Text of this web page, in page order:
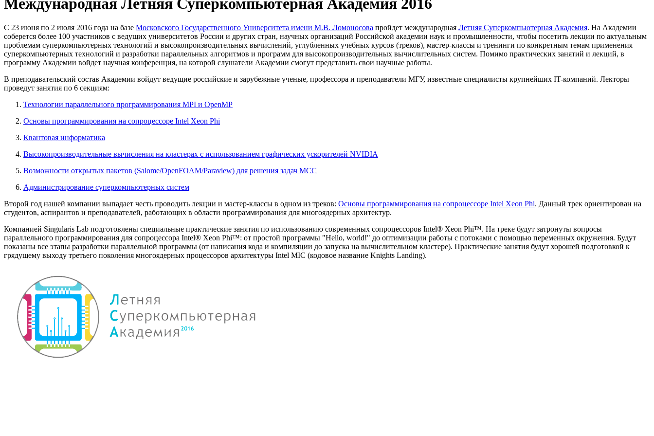
Международная Летняя Суперкомпьютерная Академия 2016
С 23 июня по 2 июля 2016 года на базе Московского Государственного Университета имени М.В. Ломоносова пройдет международная Летняя Суперкомпьютерная Академия. На Академии
соберется более 100 участников с ведущих университетов России и других стран, научных организаций Российской академии наук и промышленности, чтобы посетить лекции по актуальным
проблемам суперкомпьютерных технологий и высокопроизводительных вычислений, углубленных учебных курсов (треков), мастер-классы и тренинги по конкретным темам применения
суперкомпьютерных технологий и разработки параллельных алгоритмов и программ для высокопроизводительных вычислительных систем. Помимо практических занятий и лекций, в
программу Академии войдет научная конференция, на которой слушатели Академии смогут представить свои научные работы.
В преподавательский состав Академии войдут ведущие российские и зарубежные ученые, профессора и преподаватели МГУ, известные специалисты крупнейших IT-компаний. Лекторы
проведут занятия по 6 секциям:
Технологии параллельного программирования MPI и OpenMP
Основы программирования на сопроцессоре Intel Xeon Phi
Квантовая информатика
Высокопроизводительные вычисления на кластерах с использованием графических ускорителей NVIDIA
Возможности открытых пакетов (Salome/OpenFOAM/Paraview) для решения задач МСС
Администрирование суперкомпьютерных систем
Второй год нашей компании выпадает честь проводить лекции и мастер-классы в одном из треков: Основы программирования на сопроцессоре Intel Xeon Phi. Данный трек ориентирован на
студентов, аспирантов и преподавателей, работающих в области программирования для многоядерных архитектур.
Компанией Singularis Lab подготовлены специальные практические занятия по использованию современных сопроцессоров Intel® Xeon Phi™. На треке будут затронуты вопросы
параллельного программирования для сопроцессора Intel® Xeon Phi™: от простой программы "Hello, world!" до оптимизации работы с потоками с помощью переменных окружения. Будут
показаны все этапы разработки параллельной программы (от написания кода и компиляции до запуска на вычислительном кластере). Практические занятия будут хорошей подготовкой к
грядущему выходу третьего поколения многоядерных процессоров архитектуры Intel MIC (кодовое название Knights Landing).